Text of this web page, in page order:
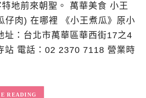
地前來朝聖。 萬華美食 小王
仔肉) 在哪裡 《小王煮瓜》原小
址：台北市萬華區華西街17之4
站 電話：02 2370 7118 營業時
READING